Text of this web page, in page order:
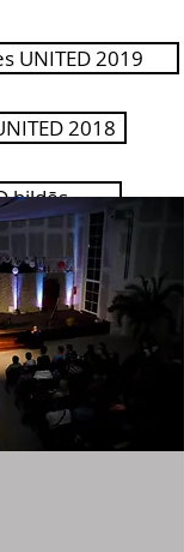
UNITED 2019
2018
bildēs